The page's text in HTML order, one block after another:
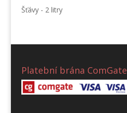
Šťávy - 2 litry
Platební brána ComGate